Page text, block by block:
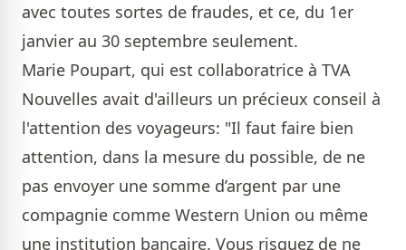
avec toutes sortes de fraudes, et ce, du 1er
janvier au 30 septembre seulement.
Marie Poupart, qui est collaboratrice à TVA
Nouvelles avait d'ailleurs un précieux conseil à
l'attention des voyageurs: "Il faut faire bien
attention, dans la mesure du possible, de ne
pas envoyer une somme d’argent par une
compagnie comme Western Union ou même
une institution bancaire. Vous risquez de ne